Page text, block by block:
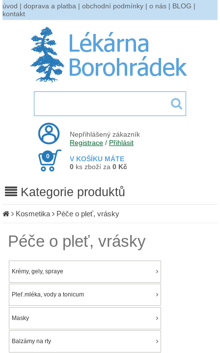
úvod | doprava a platba | obchodní podmínky | o nás | BLOG |
kontakt
Nepřihlášený zákazník
Registrace / Přihlásit
V KOŠÍKU MÁTE
0
0 ks zboží za 0 Kč
Kategorie produktů
Kosmetika Péče o pleť, vrásky
Péče o pleť, vrásky
Krémy, gely, spraye
Pleť.mléka, vody a tonicum
Masky
Balzámy na rty